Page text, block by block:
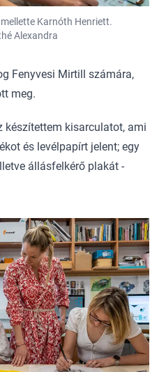
Karnóth Henriett.
Alexandra
Fenyvesi Mirtill számára,
meg.
készítettem kisarculatot, ami
és levélpapírt jelent; egy
állásfelkérő plakát -